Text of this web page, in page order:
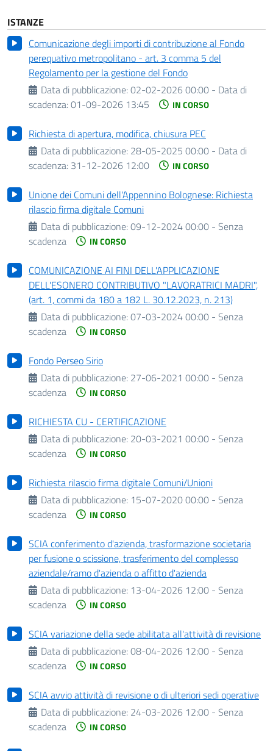
ISTANZE
Comunicazione degli importi di contribuzione al Fondo
perequativo metropolitano - art. 3 comma 5 del
Regolamento per la gestione del Fondo
Data di pubblicazione:02-02-2026 00:00 - Data di
scadenza:01-09-2026 13:45 IN CORSO
Richiesta di apertura, modifica, chiusura PEC
Data di pubblicazione: 28-05-2025 00:00 - Data di
scadenza: 31-12-2026 12:00 IN CORSO
Unione dei Comuni dell'Appennino Bolognese: Richiesta
rilascio firma digitale Comuni
Data di pubblicazione:09-12-2024 00:00 - Senza
scadenza
IN CORSO
COMUNICAZIONE AI FINI DELL'APPLICAZIONE
DELL'ESONERO CONTRIBUTIVO "LAVORATRICI MADRI",
(art. 1, commi da 180 a 182 L. 30.12.2023, n. 213)
Data di pubblicazione:07-03-2024 00:00 - Senza
scadenza
IN CORSO
Fondo Perseo Sirio
Data di pubblicazione: 27-06-2021 00:00 - Senza
scadenza
IN CORSO
RICHIESTA CU - CERTIFICAZIONE
Data di pubblicazione: 20-03-2021 00:00 - Senza
scadenza
IN CORSO
Richiesta rilascio firma digitale Comuni/Unioni
Data di pubblicazione: 15-07-2020 00:00 - Senza
scadenza
IN CORSO
SCIA conferimento d'azienda, trasformazione societaria
per fusione o scissione, trasferimento del complesso
aziendale/ramo d'azienda o affitto d'azienda
Data di pubblicazione: 13-04-2026 12:00 - Senza
scadenza
IN CORSO
SCIA variazione della sede abilitata all'attività di revisione
Data di pubblicazione:08-04-2026 12:00 - Senza
scadenza
IN CORSO
SCIA avvio attività di revisione o di ulteriori sedi operative
Data di pubblicazione: 24-03-2026 12:00 - Senza
scadenza
IN CORSO